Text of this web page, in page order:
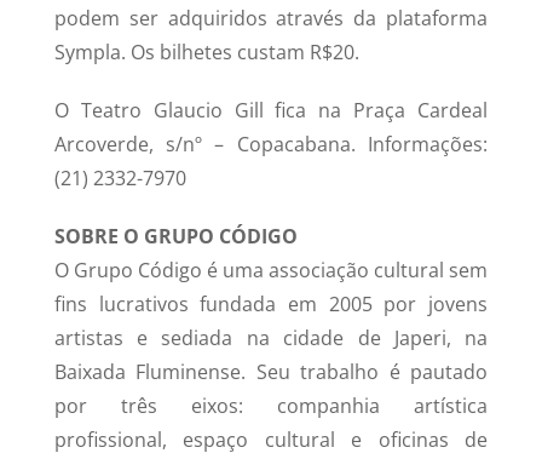
podem ser adquiridos através da plataforma
Sympla. Os bilhetes custam R$20.
O Teatro Glaucio Gill fica na Praça Cardeal
Arcoverde, s/nº – Copacabana. Informações:
(21) 2332-7970
SOBRE O GRUPO CÓDIGO
O Grupo Código é uma associação cultural sem
fins lucrativos fundada em 2005 por jovens
artistas e sediada na cidade de Japeri, na
Baixada Fluminense. Seu trabalho é pautado
por três eixos: companhia artística
profissional, espaço cultural e oficinas de